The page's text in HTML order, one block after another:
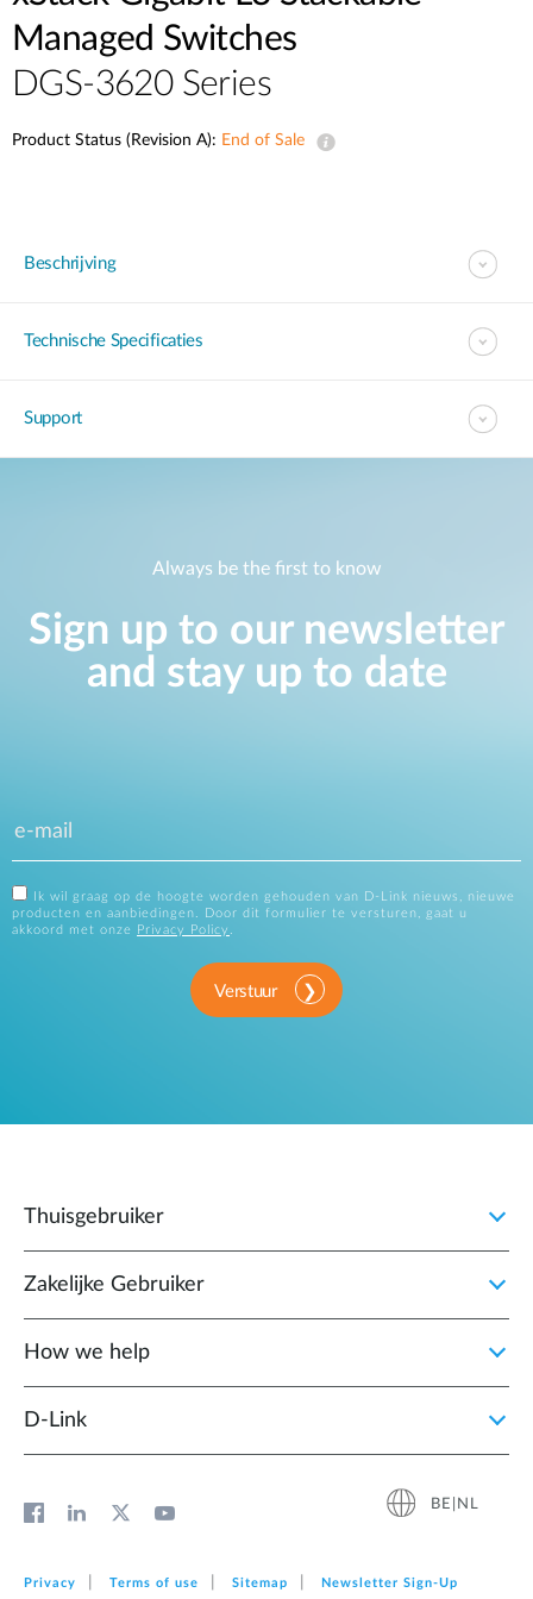
Managed Switches
DGS-3620 Series
Product Status (Revision A): End of Sale
Beschrijving
Technische Specificaties
Support
Always be the first to know
Sign up to our newsletter
and stay up to date
Ik wil graag op de hoogte worden gehouden van D-Link nieuws, nieuwe
producten en aanbiedingen. Door dit formulier te versturen, gaat u
akkoord met onze
Privacy Policy .
Verstuur
Thuisgebruiker
Zakelijke Gebruiker
How we help
D‑Link
BE|NL
Privacy Terms of use Sitemap Newsletter Sign‑Up